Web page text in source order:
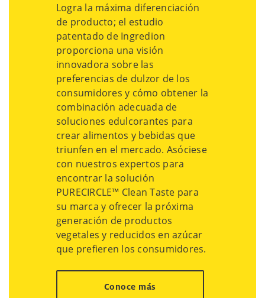
Logra la máxima diferenciación
de producto; el estudio
patentado de Ingredion
proporciona una visión
innovadora sobre las
preferencias de dulzor de los
consumidores y cómo obtener la
combinación adecuada de
soluciones edulcorantes para
crear alimentos y bebidas que
triunfen en el mercado. Asóciese
con nuestros expertos para
encontrar la solución
PURECIRCLE™ Clean Taste para
su marca y ofrecer la próxima
generación de productos
vegetales y reducidos en azúcar
que prefieren los consumidores.
Conoce más